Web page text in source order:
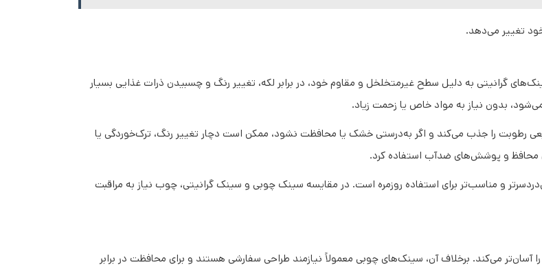
تغییر می‌دهد.
گرانیتی به دلیل سطح غیرمتخلخل و مقاوم خود، در برابر لکه، تغییر رنگ و چسبیدن ذرات غذایی بسیار
بدون نیاز به مواد خاص یا زحمت زیاد.
رطوبت را جذب می‌کند و اگر به‌درستی خشک یا محافظت نشود، ممکن است دچار تغییر رنگ، ترک‌خوردگی یا
محافظ و پوشش‌های ضدآب استفاده کرد.
و مناسب‌تر برای استفاده روزمره است. در مقایسه سینک چوبی و سینک گرانیتی، چوب نیاز به مراقبت
آسان‌تر می‌کند. برخلاف آن، سینک‌های چوبی معمولاً نیازمند طراحی سفارشی هستند و برای محافظت در برابر